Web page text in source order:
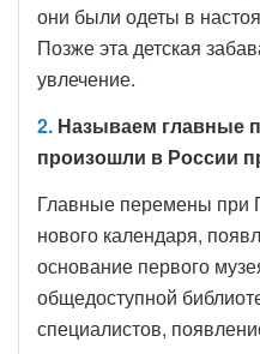
они были одеты в
Позже эта детская
увлечение.
2. Называем главные
произошли в России
Главные перемены при
нового календаря,
основание первого
общедоступной
специалистов,